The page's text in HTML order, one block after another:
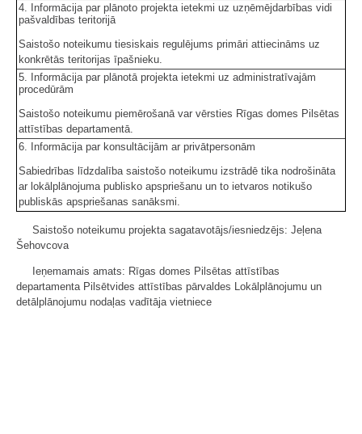
4. Informācija par plānoto projekta ietekmi uz uzņēmējdarbības vidi
pašvaldības teritorijā
Saistošo noteikumu tiesiskais regulējums primāri attiecināms uz
konkrētās teritorijas īpašnieku.
5. Informācija par plānotā projekta ietekmi uz administratīvajām
procedūrām
Saistošo noteikumu piemērošanā var vērsties Rīgas domes Pilsētas
attīstības departamentā.
6. Informācija par konsultācijām ar privātpersonām
Sabiedrības līdzdalība saistošo noteikumu izstrādē tika nodrošināta
ar lokālplānojuma publisko apspriešanu un to ietvaros notikušo
publiskās apspriešanas sanāksmi.
Saistošo noteikumu projekta sagatavotājs/iesniedzējs: Jeļena
Šehovcova
Ieņemamais amats: Rīgas domes Pilsētas attīstības
departamenta Pilsētvides attīstības pārvaldes Lokālplānojumu un
detālplānojumu nodaļas vadītāja vietniece